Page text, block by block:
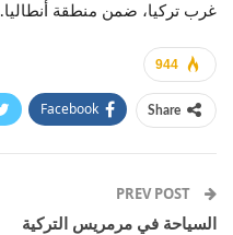
غرب تركيا، ضمن منطقة أنطاليا.
944
Share
Facebook
السياحة في مرمريس التركية